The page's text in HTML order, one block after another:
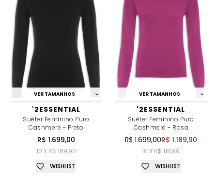
VER TAMANHOS
'2ESSENTIAL
Suéter Feminino Puro
Cashmere - Preto
R$ 1.699,00
10 X R$ 169,90
WISHLIST
VER TAMANHOS
'2ESSENTIAL
Suéter Feminino Puro
Cashmere - Rosa
R$ 1.699,00R$ 1.189,90
10 X R$ 118,99
WISHLIST